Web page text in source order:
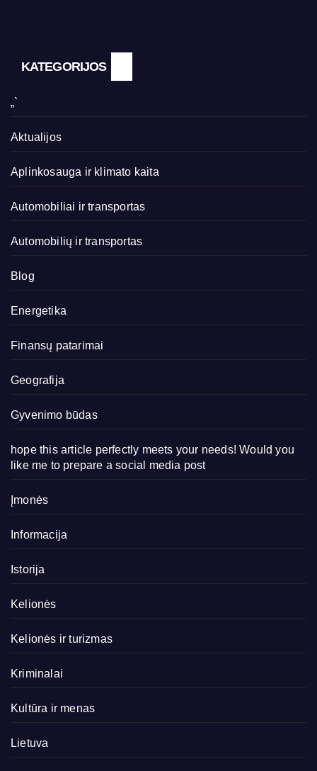
KATEGORIJOS
„`
Aktualijos
Aplinkosauga ir klimato kaita
Automobiliai ir transportas
Automobilių ir transportas
Blog
Energetika
Finansų patarimai
Geografija
Gyvenimo būdas
hope this article perfectly meets your needs! Would you
like me to prepare a social media post
Įmonės
Informacija
Istorija
Kelionės
Kelionės ir turizmas
Kriminalai
Kultūra ir menas
Lietuva